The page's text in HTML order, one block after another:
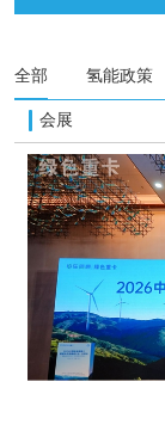
全部 氢能政策
会展